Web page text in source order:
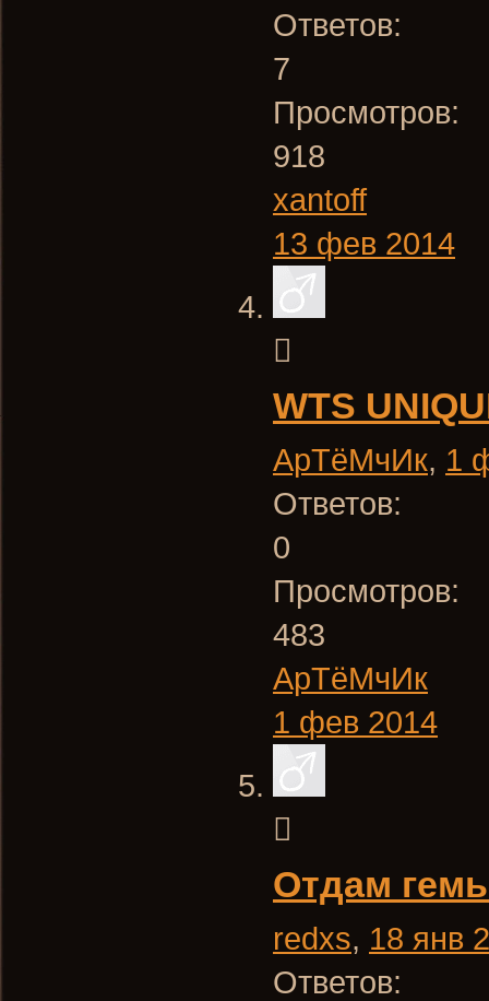
Ответов:
7
Просмотров:
918
xantoff
13 фев 2014
WTS
АрТёМчИк, 1
Ответов:
0
Просмотров:
483
АрТёМчИк
1 фев 2014
Отдам
redxs, 18 янв
Ответов: